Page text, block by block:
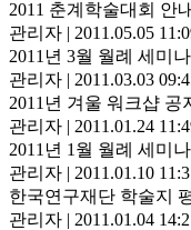
2011 춘계학술대회 안내
관리자 | 2011.05.05
2011년 3월 월례 세미나
관리자 | 2011.03.03
2011년 겨울 워크샵 공
관리자 | 2011.01.24
2011년 1월 월례 세미
관리자 | 2011.01.10
한국연구재단 학술지
관리자 | 2011.01.04